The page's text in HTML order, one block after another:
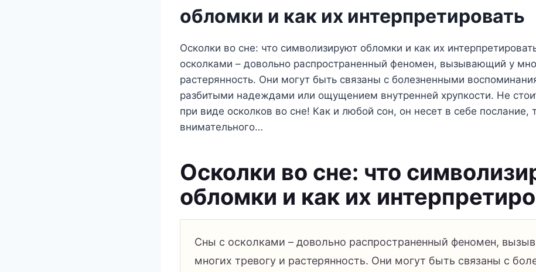
обломки и как их интерпретировать
Осколки во сне: что символизируют обломки и как их
осколками – довольно распространенный феномен, вызывающий у
растерянность. Они могут быть связаны с болезненными
разбитыми надеждами или ощущением внутренней хрупкости. Не
при виде осколков во сне! Как и любой сон, он несет в себе послание,
внимательного…
Осколки во сне: что
обломки и как их
Сны с осколками – довольно распространенный феномен,
многих тревогу и растерянность. Они могут быть связаны с